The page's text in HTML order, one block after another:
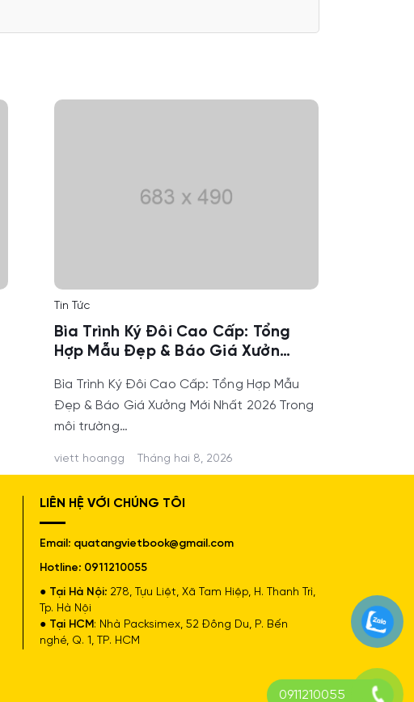
Tin Tức
Bìa Trình Ký Đôi Cao Cấp: Tổng
Hợp Mẫu Đẹp & Báo Giá Xưởng
Bìa Trình Ký Đôi Cao Cấp: Tổng Hợp Mẫu
Đẹp & Báo Giá Xưởng Mới Nhất 2026 Trong
môi trường…
viett hoangg Tháng hai 8, 2026
LIÊN HỆ VỚI CHÚNG TÔI
Email: quatangvietbook@gmail.com
Hotline: 0911210055
● Tại Hà Nội:278, Tựu Liệt, Xã Tam Hiệp, H. Thanh Trì,
Tp. Hà Nội
● Tại HCM : Nhà Packsimex, 52 Đông Du, P. Bến
nghé, Q. 1, TP. HCM
0911210055